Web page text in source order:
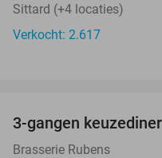
Sittard (+4 locaties)
Verkocht: 2.617
3-gangen
Brasserie Rubens